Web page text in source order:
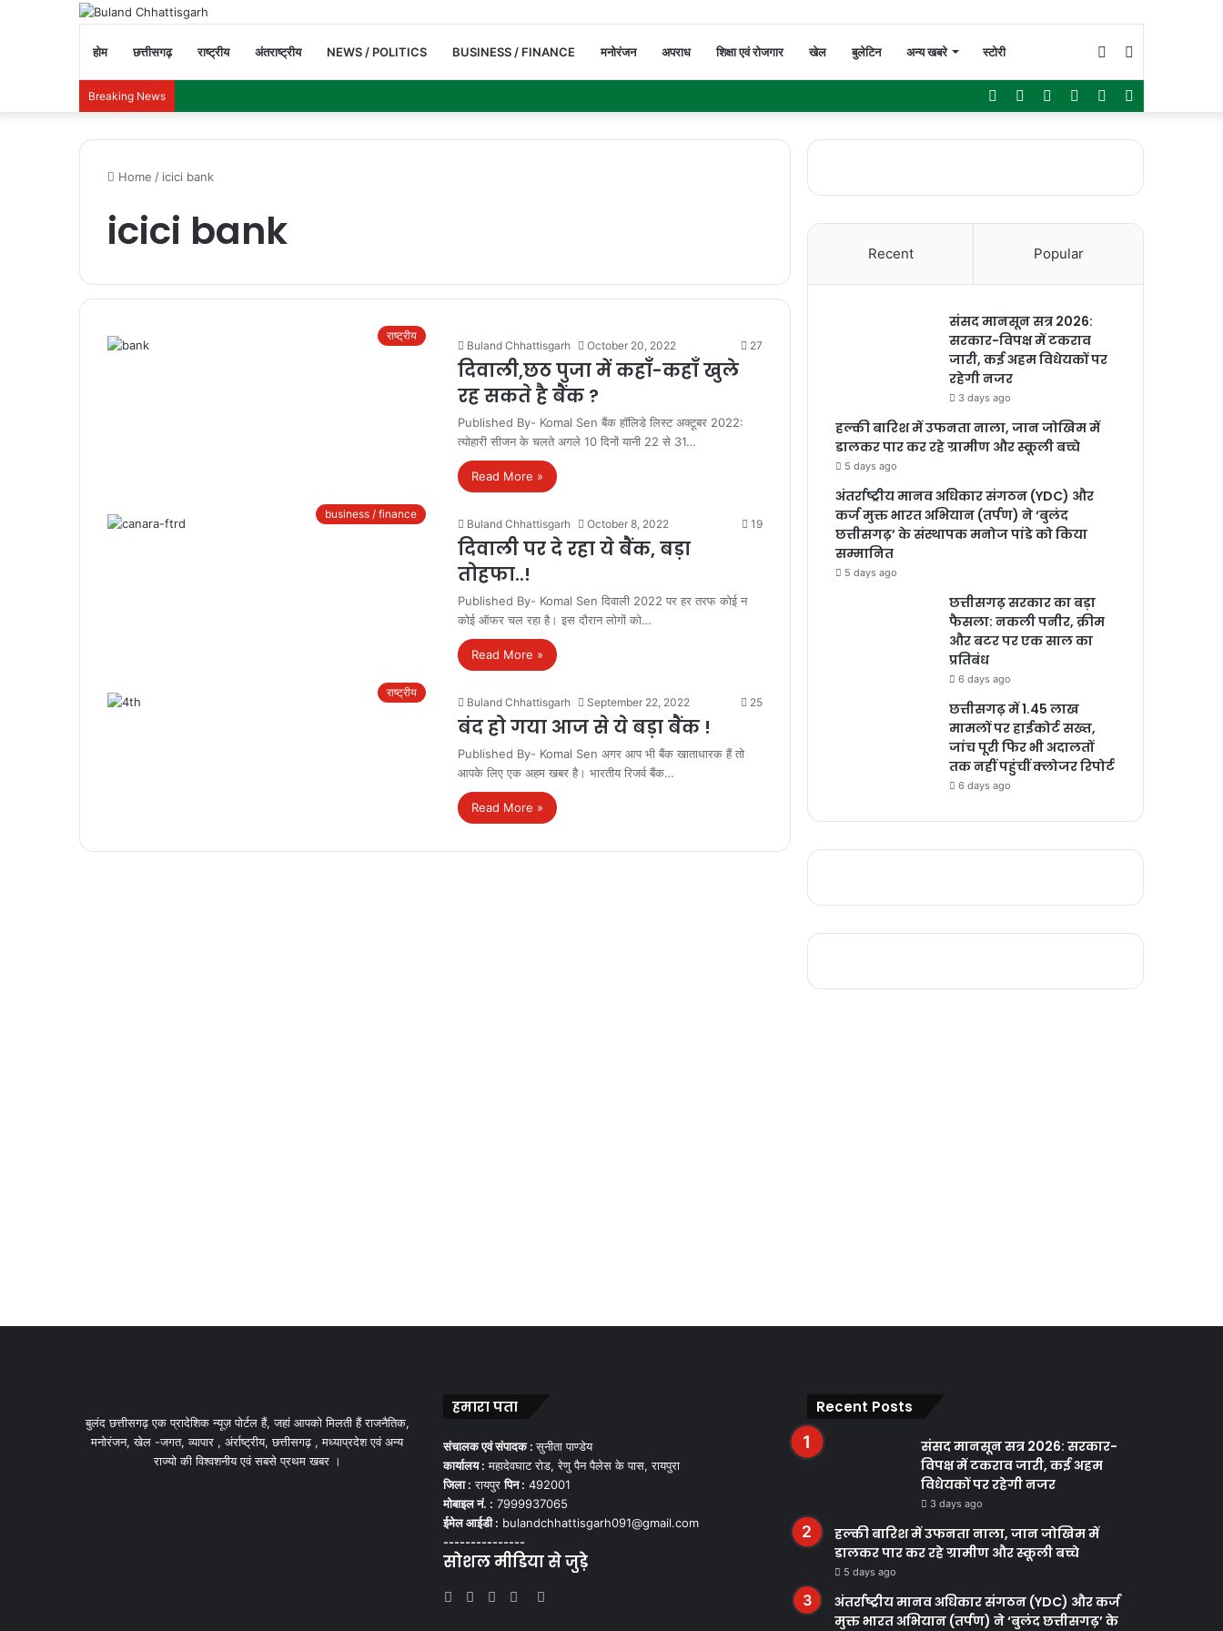
होम छत्तीसगढ़ राष्ट्रीय अंतराष्ट्रीय NEWS / POLITICS BUSINESS / FINANCE मनोरंजन अपराध शिक्षा एवं रोजगार खेल बुलेटिन अन्य खबरे स्टोरी Switch
skin
Breaking News WhatsApp
Instagram
YouTube
Twitter
Facebook
Home / icici bank
icici bank
राष्ट्रीय
Buland Chhattisgarh October 20, 2022 27
दिवाली,छठ पुजा में कहाँ-कहाँ खुले
रह सकते है बैंक ?
Published By- Komal Sen बैंक हॉलिडे लिस्ट अक्टूबर 2022:
त्योहारी सीजन के चलते अगले 10 दिनों यानी 22 से 31…
Read More »
business / finance
Buland Chhattisgarh October 8, 2022 19
दिवाली पर दे रहा ये बैंक, बड़ा
तोहफा..!
Published By- Komal Sen दिवाली 2022 पर हर तरफ कोई न
कोई ऑफर चल रहा है। इस दौरान लोगों को…
Read More »
राष्ट्रीय
Buland Chhattisgarh September 22, 2022 25
बंद हो गया आज से ये बड़ा बैंक !
Published By- Komal Sen अगर आप भी बैंक खाताधारक हैं तो
आपके लिए एक अहम खबर है। भारतीय रिजर्व बैंक…
Read More »
Recent Popular
संसद मानसून सत्र 2026:
सरकार-विपक्ष में टकराव
जारी, कई अहम विधेयकों पर
रहेगी नजर
3 days ago
हल्की बारिश में उफनता नाला, जान जोखिम में
डालकर पार कर रहे ग्रामीण और स्कूली बच्चे
5 days ago
अंतर्राष्ट्रीय मानव अधिकार संगठन (YDC) और
कर्ज मुक्त भारत अभियान (तर्पण) ने ‘बुलंद
छत्तीसगढ़’ के संस्थापक मनोज पांडे को किया
सम्मानित
5 days ago
छत्तीसगढ़ सरकार का बड़ा
फैसला: नकली पनीर, क्रीम
और बटर पर एक साल का
प्रतिबंध
6 days ago
छत्तीसगढ़ में 1.45 लाख
मामलों पर हाईकोर्ट सख्त,
जांच पूरी फिर भी अदालतों
तक नहीं पहुंचीं क्लोजर रिपोर्ट
6 days ago
बुलंद छत्तीसगढ़ एक प्रादेशिक न्यूज़ पोर्टल हैं, जहां आपको मिलती हैं राजनैतिक,
मनोरंजन, खेल -जगत, व्यापार , अंर्राष्ट्रीय, छत्तीसगढ़ , मध्याप्रदेश एवं अन्य
राज्यो की विश्वशनीय एवं सबसे प्रथम खबर ।
हमारा पता
संचालक एवं संपादक :सुनीता पाण्डेय
कार्यालय : महादेवघाट रोड, रेणु पैन पैलेस के पास, रायपुरा
जिला : रायपुरपिन : 492001
मोबाइल नं. : 7999937065
ईमेल आईडी : bulandchhattisgarh091@gmail.com
---------------
सोशल मीडिया से जुड़े
Facebook
TwitterYouTubeInstagram
Recent Posts
संसद मानसून सत्र 2026: सरकार-
विपक्ष में टकराव जारी, कई अहम
विधेयकों पर रहेगी नजर
3 days ago
हल्की बारिश में उफनता नाला, जान जोखिम में
डालकर पार कर रहे ग्रामीण और स्कूली बच्चे
5 days ago
अंतर्राष्ट्रीय मानव अधिकार संगठन (YDC) और कर्ज
मुक्त भारत अभियान (तर्पण) ने ‘बुलंद छत्तीसगढ़’ के